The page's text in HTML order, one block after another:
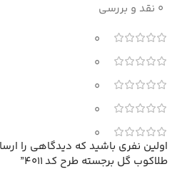
0 نقد و بررسی
0
0
0
0
0
اولین نفری باشید که دیدگاهی را
طلاکوب گل برجسته طرح کد 4011”